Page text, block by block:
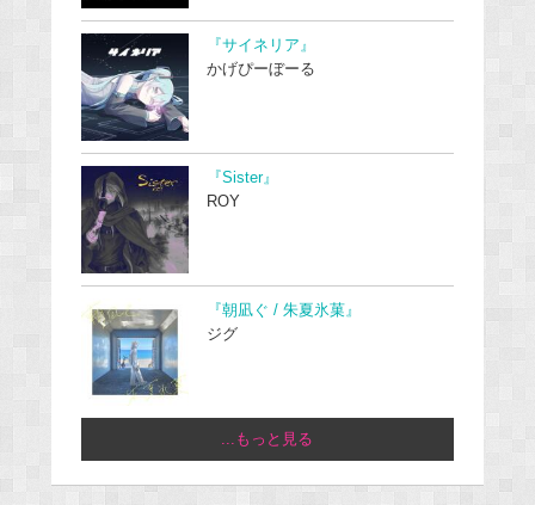
『サイネリア』
かげぴーぼーる
『Sister』
ROY
『朝凪ぐ / 朱夏氷菓』
ジグ
...もっと見る